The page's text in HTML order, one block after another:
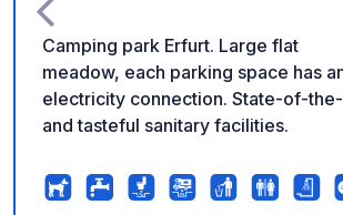
Camping park Erfurt. Large flat
meadow, each parking space has
electricity connection. State-of-
and tasteful sanitary facilities.